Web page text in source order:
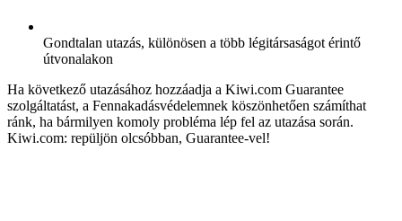
Gondtalan utazás, különösen a több légitársaságot érintő
útvonalakon
Ha következő utazásához hozzáadja a Kiwi.com Guarantee
szolgáltatást, a Fennakadásvédelemnek köszönhetően számíthat
ránk, ha bármilyen komoly probléma lép fel az utazása során.
Kiwi.com: repüljön olcsóbban, Guarantee-vel!